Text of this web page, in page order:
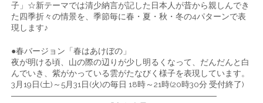
子」☆新テーマでは清少納言が記した日本人が昔から親しんでき
た四季折々の情景を、季節毎に春・夏・秋・冬の4パターンで表
現します♪
●春バージョン「春はあけぼの」
夜が明ける頃、山の際の辺りが少し明るくなって、だんだんと白
んでいき、紫がかっている雲がたなびく様子を表現しています。
3月19日(土)～5月31日(火)の毎日 18時～21時(20時30分 受付終了)
―――――――――――――――――――――――――